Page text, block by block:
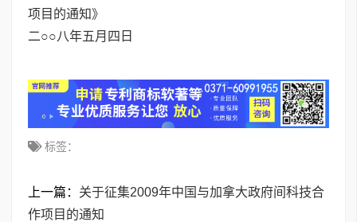
项目的通知》
二○○八年五月四日
标签：
上一篇： 关于征集2009年中国与加拿大政府间科技合
作项目的通知